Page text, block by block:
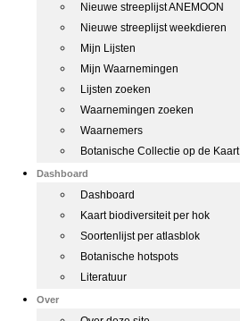
Nieuwe streeplijst ANEMOON
Nieuwe streeplijst weekdieren
Mijn Lijsten
Mijn Waarnemingen
Lijsten zoeken
Waarnemingen zoeken
Waarnemers
Botanische Collectie op de Kaart
Dashboard
Dashboard
Kaart biodiversiteit per hok
Soortenlijst per atlasblok
Botanische hotspots
Literatuur
Over